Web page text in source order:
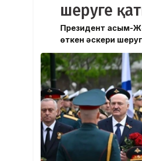
шеруге
Президент Қасым-
өткен әскери